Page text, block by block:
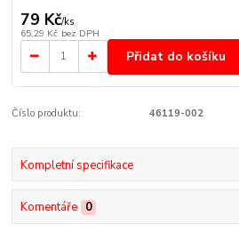
79 Kč/ks
65,29 Kč bez DPH
Přidat do košíku
Číslo produktu: 46119-002
Kompletní specifikace
Komentáře 0